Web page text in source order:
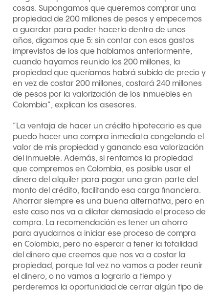
cosas. Supongamos que queremos comprar una
propiedad de 200 millones de pesos y empecemos
a guardar para poder hacerlo dentro de unos
años, digamos que 5: sin contar con esos gastos
imprevistos de los que hablamos anteriormente,
cuando hayamos reunido los 200 millones, la
propiedad que queríamos habrá subido de precio y
en vez de costar 200 millones, costará 240 millones
de pesos por la valorización de los inmuebles en
Colombia”, explican los asesores.
“La ventaja de hacer un crédito hipotecario es que
puedo hacer una compra inmediata congelando el
valor de mis propiedad y ganando esa valorización
del inmueble. Además, si rentamos la propiedad
que compremos en Colombia, es posible usar el
dinero del alquiler para pagar una gran parte del
monto del crédito, facilitando esa carga financiera.
Ahorrar siempre es una buena alternativa, pero en
este caso nos va a dilatar demasiado el proceso de
compra. La recomendación es tener un ahorro
para ayudarnos a iniciar ese proceso de compra
en Colombia, pero no esperar a tener la totalidad
del dinero que creemos que nos va a costar la
propiedad, porque tal vez no vamos a poder reunir
el dinero, o no vamos a lograrlo a tiempo y
perderemos la oportunidad de cerrar algún tipo de